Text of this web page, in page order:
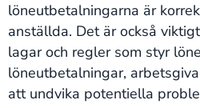
löneutbetalningarna är
anställda. Det är också
lagar och regler som styr
löneutbetalningar,
att undvika potentiella